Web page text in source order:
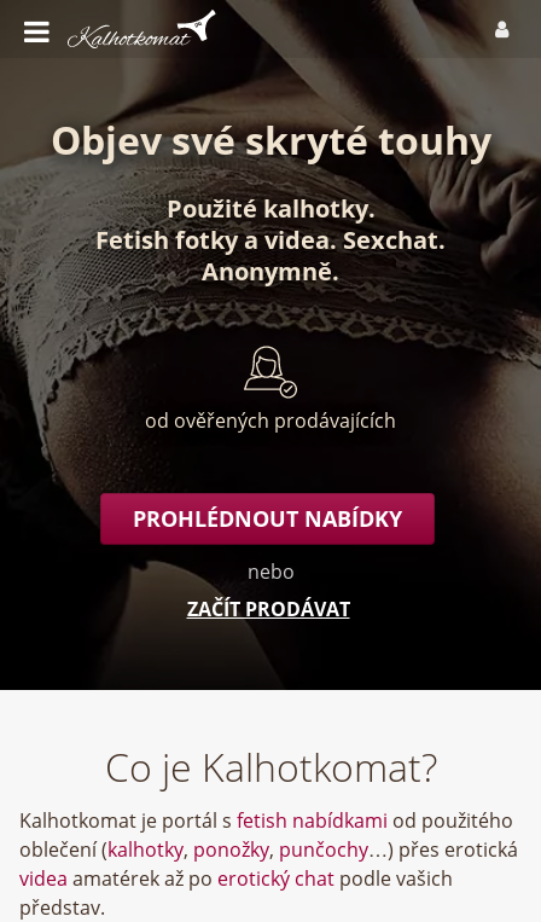
Objev své skryté touhy
Použité kalhotky.
Fetish fotkyavidea.Sexchat.
Anonymně.
od ověřených prodávajících
PROHLÉDNOUT NABÍDKY
nebo
ZAČÍT PRODÁVAT
Co je Kalhotkomat?
Kalhotkomat je portál s fetish nabídkami od použitého
oblečení (kalhotky, ponožky, punčochy…) přes erotická
videa amatérek až po erotický chat podle vašich
představ.